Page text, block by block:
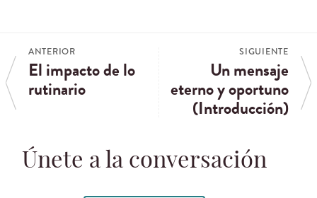
ANTERIOR
El impacto de lo
rutinario
SIGUIENTE
Un mensaje
eterno y oportuno
(Introducción)
Únete a la conversación